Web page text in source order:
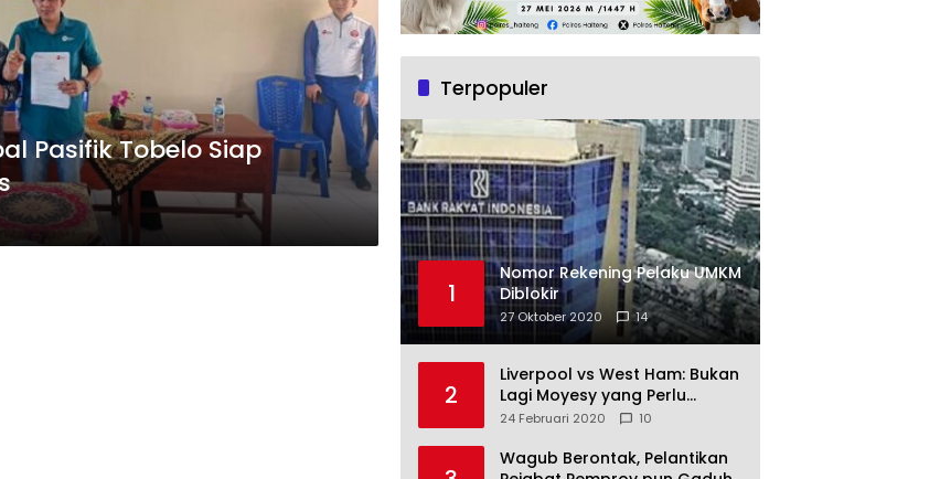
Pasifik Tobelo Siap
Terpopuler
1
Nomor Rekening Pelaku UMKM
Diblokir
27 Oktober 2020 14
2
Liverpool vs West Ham: Bukan
Lagi Moyesy yang Perlu
Ditakuti
24 Februari 2020 10
Wagub Berontak, Pelantikan